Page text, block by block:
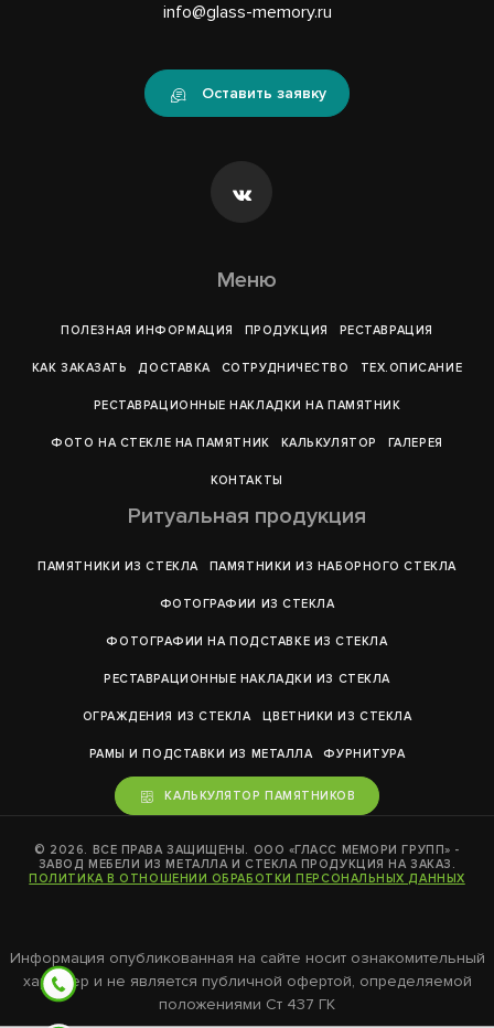
info@glass-memory.ru
Оставить заявку
Меню
ПОЛЕЗНАЯ ИНФОРМАЦИЯ ПРОДУКЦИЯ РЕСТАВРАЦИЯ
КАК ЗАКАЗАТЬ ДОСТАВКА СОТРУДНИЧЕСТВО ТЕХ.ОПИСАНИЕ
РЕСТАВРАЦИОННЫЕ НАКЛАДКИ НА ПАМЯТНИК
ФОТО НА СТЕКЛЕ НА ПАМЯТНИК КАЛЬКУЛЯТОР ГАЛЕРEЯ
КОНТАКТЫ
Ритуальная продукция
ПАМЯТНИКИ ИЗ СТЕКЛА ПАМЯТНИКИ ИЗ НАБОРНОГО СТЕКЛА
ФОТОГРАФИИ ИЗ СТЕКЛА
ФОТОГРАФИИ НА ПОДСТАВКЕ ИЗ СТЕКЛА
РЕСТАВРАЦИОННЫЕ НАКЛАДКИ ИЗ СТЕКЛА
ОГРАЖДЕНИЯ ИЗ СТЕКЛА ЦВЕТНИКИ ИЗ СТЕКЛА
РАМЫ И ПОДСТАВКИ ИЗ МЕТАЛЛА ФУРНИТУРА
КАЛЬКУЛЯТОР ПАМЯТНИКОВ
© 2026. ВСЕ ПРАВА ЗАЩИЩЕНЫ. ООО «ГЛАСС МЕМОРИ ГРУПП» -
ЗАВОД МЕБЕЛИ ИЗ МЕТАЛЛА И СТЕКЛА ПРОДУКЦИЯ НА ЗАКАЗ.
ПОЛИТИКА В ОТНОШЕНИИ ОБРАБОТКИ ПЕРСОНАЛЬНЫХ ДАННЫХ
Информация опубликованная на сайте носит ознакомительный
характер и не является публичной офертой, определяемой
положениями Ст 437 ГК